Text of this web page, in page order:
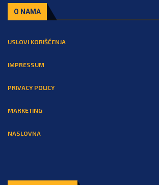
O NAMA
USLOVI KORIŠĆENJA
IMPRESSUM
PRIVACY POLICY
MARKETING
NASLOVNA